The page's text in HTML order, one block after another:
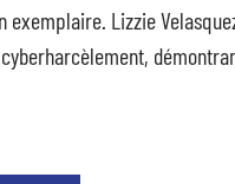
Lizzie